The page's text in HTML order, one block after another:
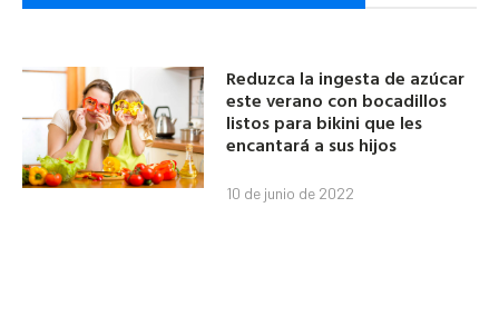
Reduzca la ingesta de azúcar
este verano con bocadillos
listos para bikini que les
encantará a sus hijos
10 de junio de 2022